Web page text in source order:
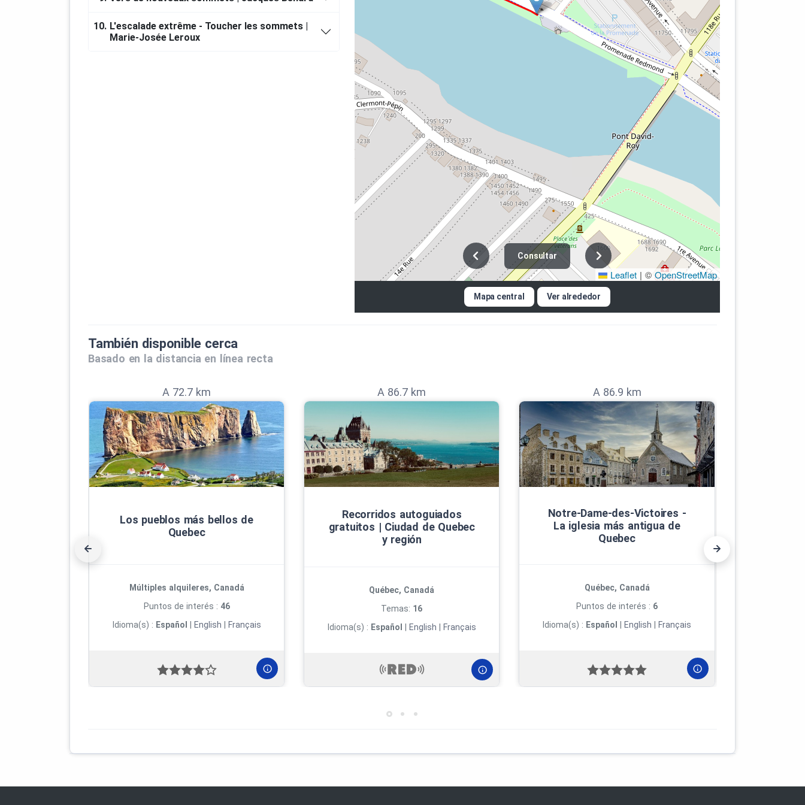
10. L'escalade extrême - Toucher les sommets |
Marie-Josée Leroux
Leaflet | © OpenStreetMap
Consultar
Mapa central Ver alrededor
También disponible cerca
Basado en la distancia en línea recta
A 72.7 km
Los pueblos más bellos de
Quebec
Múltiples alquileres, Canadá
Puntos de interés : 46
Idioma(s) : Español English Français
A 86.7 km
Recorridos autoguiados
gratuitos | Ciudad de Quebec
y región
Québec, Canadá
Temas: 16
Idioma(s) : Español English Français
A 86.9 km
Notre‑Dame‑des‑Victoires ‑
La iglesia más antigua de
Quebec
Québec, Canadá
Puntos de interés : 6
Idioma(s) : Español English Français